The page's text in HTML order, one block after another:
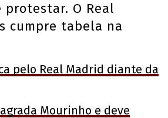
protestar. O Real
cumpre tabela na
pelo Real Madrid diante da
Mourinho e deve